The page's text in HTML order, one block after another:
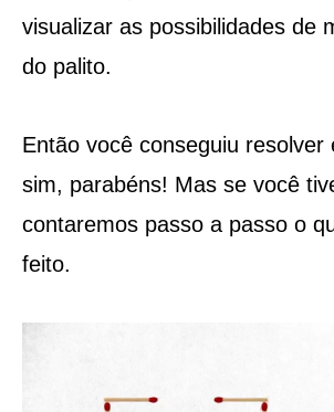
visualizar as possibilidades de
do palito.
Então você conseguiu resolver
sim, parabéns! Mas se você
contaremos passo a passo o
feito.